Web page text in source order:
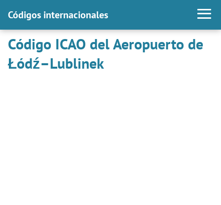
Códigos internacionales
Código ICAO del Aeropuerto de
Łódź–Lublinek